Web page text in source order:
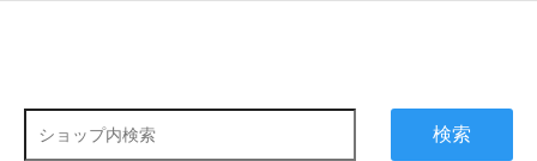
検索